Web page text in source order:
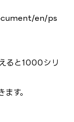
en/ps
ると1000シリ
す。